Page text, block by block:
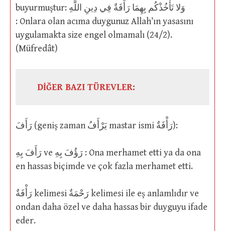
buyurmuştur: وَلا تَأْخُذْكُم بِهِمَا رَأْفَةٌ فِي دِينِ اللَّهِ
: Onlara olan acıma duygunuz Allah’ın yasasını
uygulamakta size engel olmamalı (24/2).
(Müfredât)
DİĞER BAZI TÜREVLER:
رَأَفَ (geniş zaman يَرْأَفُ mastar ismi رَأْفَةٌ):
رَأَفَ بِهِ ve رَؤُفَ بِهِ : Ona merhamet etti ya da ona
en hassas biçimde ve çok fazla merhamet etti.
رَأْفَةٌ kelimesi رَحْمَةٌ kelimesi ile eş anlamlıdır ve
ondan daha özel ve daha hassas bir duyguyu ifade
eder.